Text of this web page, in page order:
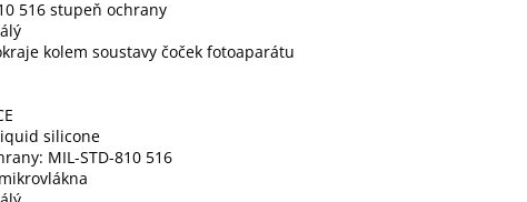
516 stupeň ochrany
kolem soustavy čoček fotoaparátu
silicone
MIL-STD-810 516